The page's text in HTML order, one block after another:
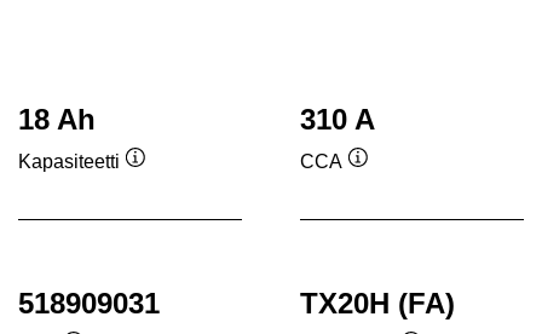
18 Ah
Kapasiteetti
310 A
CCA
518909031 TX20H (FA)